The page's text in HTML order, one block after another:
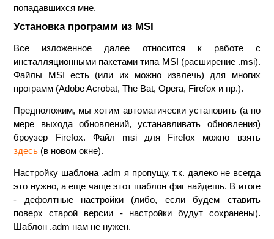
попадавшихся мне.
Установка программ из MSI
Все изложенное далее относится к работе с
инсталляционными пакетами типа MSI (расширение .msi).
Файлы MSI есть (или их можно извлечь) для многих
программ (Adobe Acrobat, The Bat, Opera, Firefox и пр.).
Предположим, мы хотим автоматически установить (а по
мере выхода обновлений, устанавливать обновления)
броузер Firefox. Файл msi для Firefox можно взять
здесь (в новом окне).
Настройку шаблона .adm я пропущу, т.к. далеко не всегда
это нужно, а еще чаще этот шаблон фиг найдешь. В итоге
- дефолтные настройки (либо, если будем ставить
поверх старой версии - настройки будут сохранены).
Шаблон .adm нам не нужен.